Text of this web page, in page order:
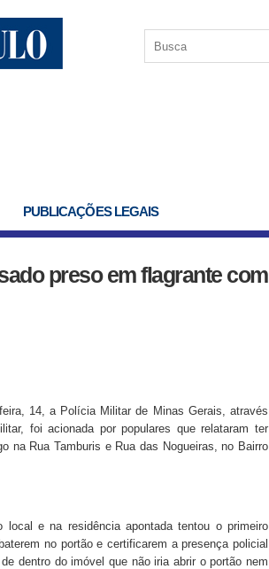
PUBLICAÇÕES LEGAIS
preso em flagrante com
14, a Polícia Militar de Minas Gerais, através
foi acionada por populares que relataram ter
na Rua Tamburis e Rua das Nogueiras, no Bairro
local e na residência apontada tentou o primeiro
no portão e certificarem a presença policial
dentro do imóvel que não iria abrir o portão nem